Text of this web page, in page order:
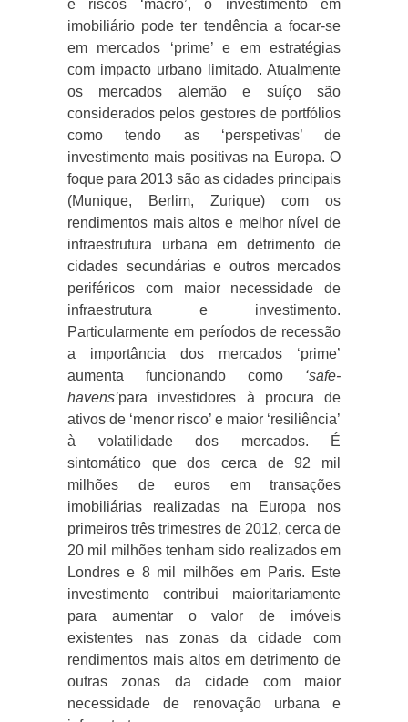
e riscos ‘macro’, o investimento em
imobiliário pode ter tendência a focar-se
em mercados ‘prime’ e em estratégias
com impacto urbano limitado. Atualmente
os mercados alemão e suíço são
considerados pelos gestores de portfólios
como tendo as ‘perspetivas’ de
investimento mais positivas na Europa. O
foque para 2013 são as cidades principais
(Munique, Berlim, Zurique) com os
rendimentos mais altos e melhor nível de
infraestrutura urbana em detrimento de
cidades secundárias e outros mercados
periféricos com maior necessidade de
infraestrutura e investimento.
Particularmente em períodos de recessão
a importância dos mercados ‘prime’
aumenta funcionando como ‘safe-
havens’para investidores à procura de
ativos de ‘menor risco’ e maior ‘resiliência’
à volatilidade dos mercados. É
sintomático que dos cerca de 92 mil
milhões de euros em transações
imobiliárias realizadas na Europa nos
primeiros três trimestres de 2012, cerca de
20 mil milhões tenham sido realizados em
Londres e 8 mil milhões em Paris. Este
investimento contribui maioritariamente
para aumentar o valor de imóveis
existentes nas zonas da cidade com
rendimentos mais altos em detrimento de
outras zonas da cidade com maior
necessidade de renovação urbana e